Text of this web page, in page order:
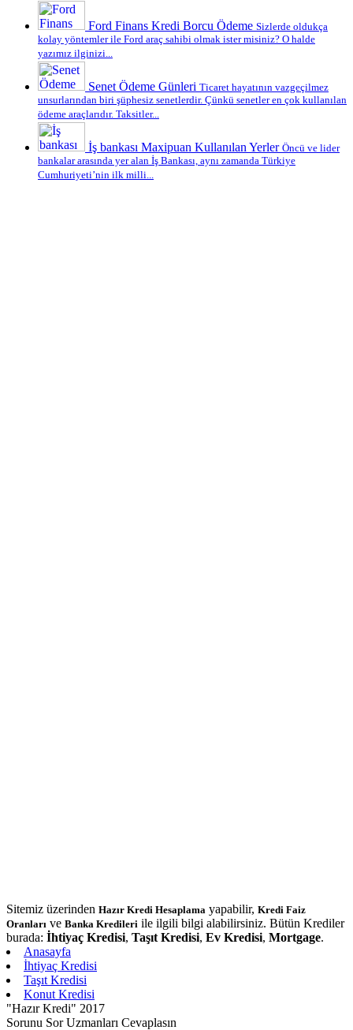
Ford Finans Kredi Borcu Ödeme Sizlerde oldukça
kolay yöntemler ile Ford araç sahibi olmak ister misiniz? O halde
yazımız ilginizi...
Senet Ödeme Günleri Ticaret hayatının vazgeçilmez
unsurlarından biri şüphesiz senetlerdir. Çünkü senetler en çok kullanılan
ödeme araçlarıdır. Taksitler...
İş bankası Maxipuan Kullanılan Yerler Öncü ve lider
bankalar arasında yer alan İş Bankası, aynı zamanda Türkiye
Cumhuriyeti’nin ilk milli...
Sitemiz üzerinden Hazır Kredi Hesaplama yapabilir, Kredi Faiz
Oranları ve Banka Kredileri ile ilgili bilgi alabilirsiniz. Bütün Krediler
burada: İhtiyaç Kredisi, Taşıt Kredisi, Ev Kredisi, Mortgage.
Anasayfa
İhtiyaç Kredisi
Taşıt Kredisi
Konut Kredisi
"Hazır Kredi" 2017
Sorunu Sor Uzmanları Cevaplasın